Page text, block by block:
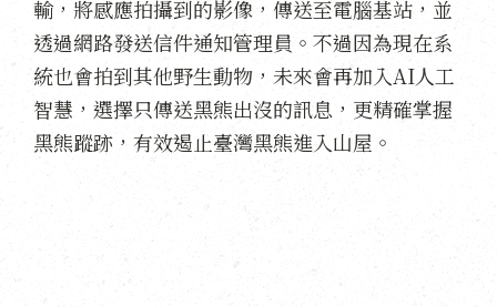
輸，將感應拍攝到的影像，傳送至電腦基站，並
透過網路發送信件通知管理員。不過因為現在系
統也會拍到其他野生動物，未來會再加入AI人工
智慧，選擇只傳送黑熊出沒的訊息，更精確掌握
黑熊蹤跡，有效遏止臺灣黑熊進入山屋。